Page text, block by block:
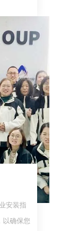
安装指
以确保您